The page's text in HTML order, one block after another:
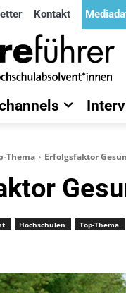
Kontakt
Thema Erfolgsfaktor
Hochschulen Top-Thema